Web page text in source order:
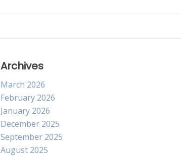
Archives
March 2026
February 2026
January 2026
December 2025
September 2025
August 2025